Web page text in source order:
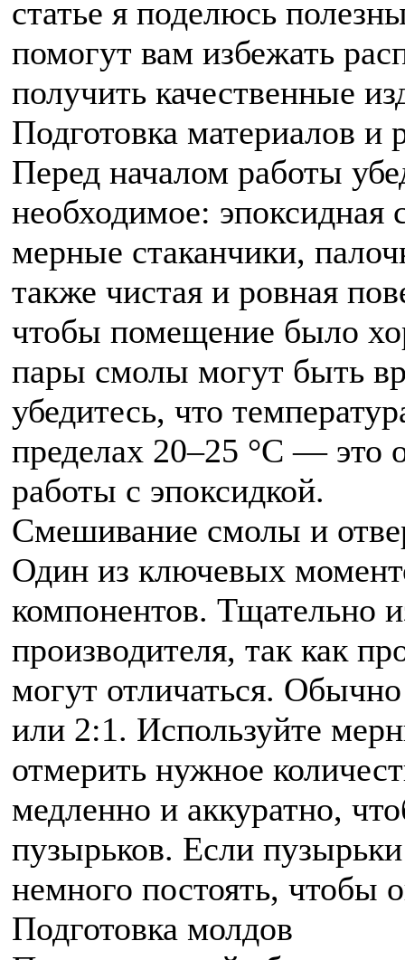
статье я поделюсь
помогут вам избежать
получить качественные
Подготовка материалов и
Перед началом работы
необходимое: эпоксидная
мерные стаканчики,
также чистая и ровная
чтобы помещение было
пары смолы могут быть
убедитесь, что
пределах 20–25 °C — это
работы с эпоксидкой.
Смешивание смолы и
Один из ключевых
компонентов. Тщательно
производителя, так как
могут отличаться.
или 2:1. Используйте
отмерить нужное
медленно и аккуратно,
пузырьков. Если
немного постоять, чтобы
Подготовка молдов